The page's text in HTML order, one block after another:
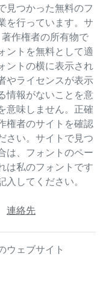
見つかった無料のフ
を行っています。サ
作権者の所有物で
ントを無料として適
ントの横に表示され
やライセンスが表示
情報がないことを意
意味しません。正確
権者のサイトを確認
さい。サイトで見つ
は、フォントのペー
は私のフォントです
してください。
連絡先
ェブサイト